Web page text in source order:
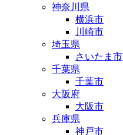
神奈川県
横浜市
川崎市
埼玉県
さいたま市
千葉県
千葉市
大阪府
大阪市
兵庫県
神戸市